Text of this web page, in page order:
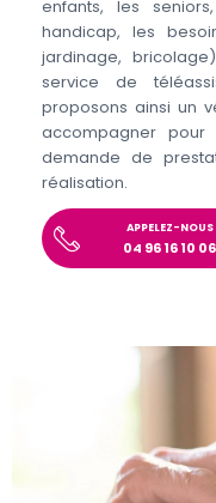
enfants, les
handicap, les
jardinage,
service de
proposons ainsi un
accompagner
demande de
réalisation.
APPELEZ-NOUS
04 96 16 10 06